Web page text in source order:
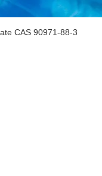
CAS 90971-88-3